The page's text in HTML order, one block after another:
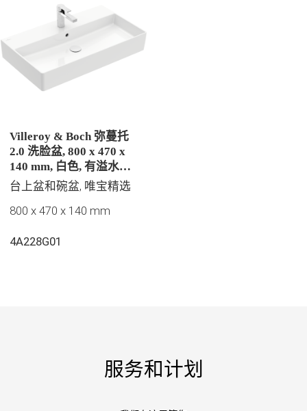
Villeroy & Boch 弥蔓托
2.0 洗脸盆, 800 x 470 x
140 mm, 白色, 有溢水孔,
抛光
台上盆和碗盆, 唯宝精选
800 x 470 x 140 mm
4A228G01
服务和计划